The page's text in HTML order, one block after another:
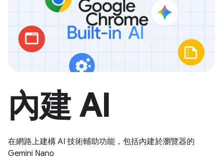
內建 AI
在網路上建構 AI 技術輔助功能，包括內建於瀏覽器的
Gemini Nano